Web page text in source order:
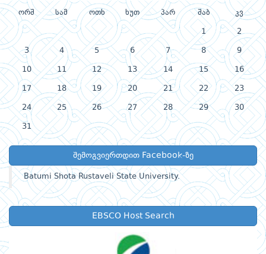
ორშ სამ ოთხ ხუთ პარ შაბ კვ
1 2
3 4 5 6 7 8 9
10 11 12 13 14 15 16
17 18 19 20 21 22 23
24 25 26 27 28 29 30
31
შემოგვიერთდით Facebook-ზე
Batumi Shota Rustaveli State University.
EBSCO Host Search